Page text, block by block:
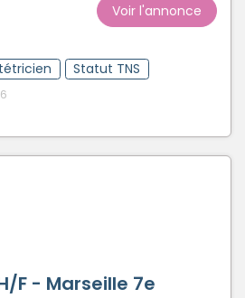
Voir l'annonce
Statut TNS
F - Marseille 7e